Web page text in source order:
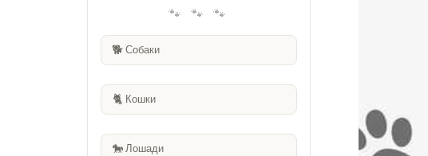
🐾 🐾 🐾
🐕 Собаки
🐈 Кошки
🐎 Лошади